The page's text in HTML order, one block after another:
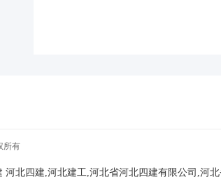
所有
河北四建,河北建工,河北省河北四建有限公司,河